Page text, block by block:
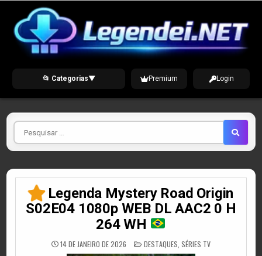
content
📂 Categorias▼ Premium Login
Pesquisar
por
Legenda Mystery Road Origin
S02E04 1080p WEB DL AAC2 0 H
264 WH
14 DE JANEIRO DE 2026 POSTED
IN
DESTAQUES SÉRIES TV